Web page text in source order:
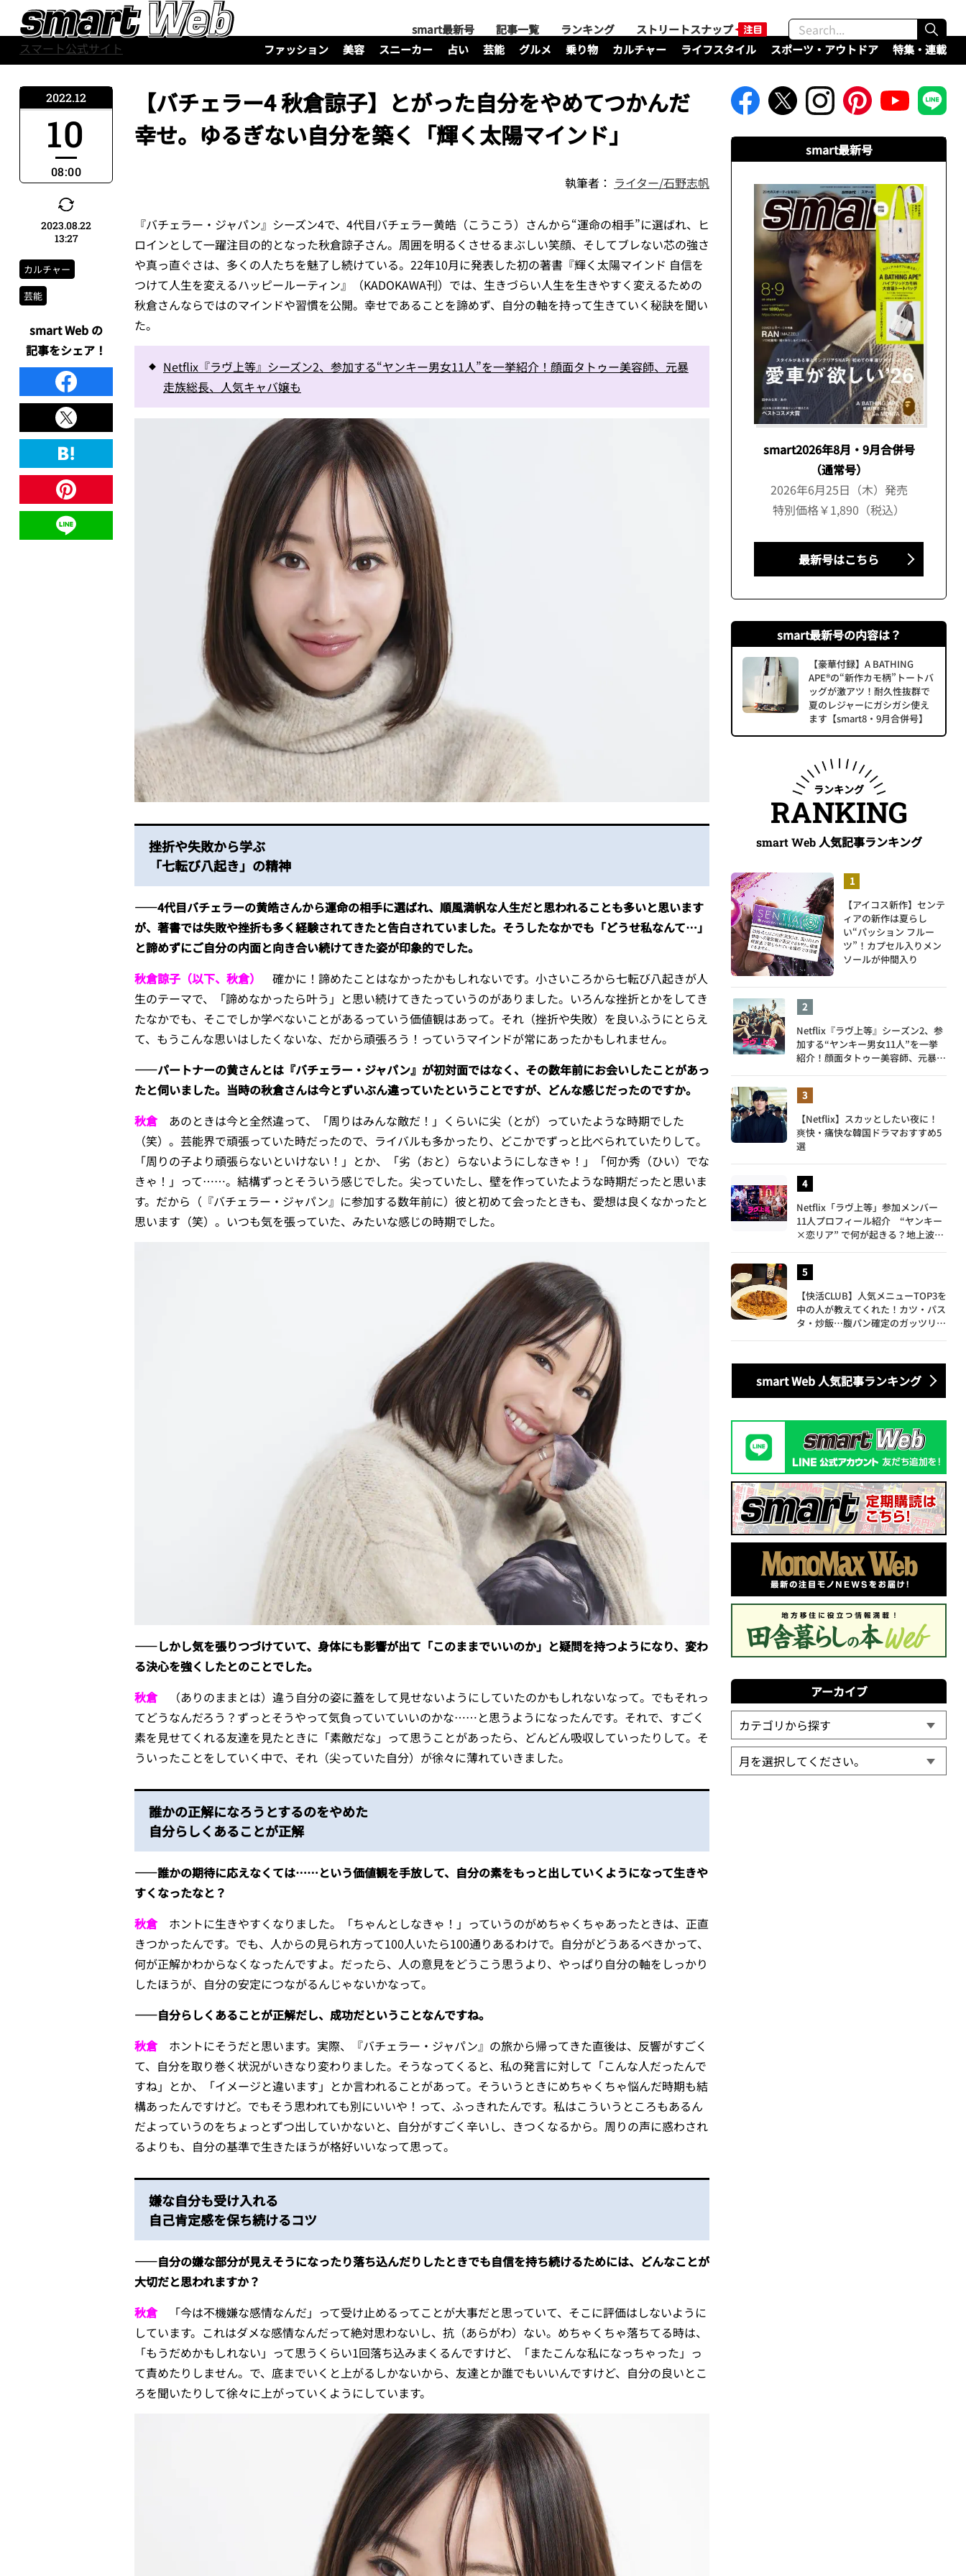
スマート公式サイト
smart最新号 記事一覧 ランキング
ストリートスナップ
ファッション
美容 スニーカー 占い 芸能 グルメ 乗り物 カルチャー ライフスタイル スポーツ・アウトドア 特集・連載
【バチェラー4 秋倉諒子】とがった自分をやめてつかんだ
幸せ。ゆるぎない自分を築く「輝く太陽マインド」
執筆者： ライター/石野志帆
『バチェラー・ジャパン』シーズン4で、4代目バチェラー黄皓（こうこう）さんから“運命の相手”に選ばれ、ヒ
ロインとして一躍注目の的となった秋倉諒子さん。周囲を明るくさせるまぶしい笑顔、そしてブレない芯の強さ
や真っ直ぐさは、多くの人たちを魅了し続けている。22年10月に発表した初の著書『輝く太陽マインド 自信を
つけて人生を変えるハッピールーティン』（KADOKAWA刊）では、生きづらい人生を生きやすく変えるための
秋倉さんならではのマインドや習慣を公開。幸せであることを諦めず、自分の軸を持って生きていく秘訣を聞い
た。
Netflix『ラヴ上等』シーズン2、参加する“ヤンキー男女11人”を一挙紹介！顔面タトゥー美容師、元暴
走族総長、人気キャバ嬢も
挫折や失敗から学ぶ
「七転び八起き」の精神
――4代目バチェラーの黄皓さんから運命の相手に選ばれ、順風満帆な人生だと思われることも多いと思います
が、著書では失敗や挫折も多く経験されてきたと告白されていました。そうしたなかでも「どうせ私なんて…」
と諦めずにご自分の内面と向き合い続けてきた姿が印象的でした。
秋倉諒子（以下、秋倉）
確かに！諦めたことはなかったかもしれないです。小さいころから七転び八起きが人
生のテーマで、「諦めなかったら叶う」と思い続けてきたっていうのがありました。いろんな挫折とかをしてき
たなかでも、そこでしか学べないことがあるっていう価値観はあって。それ（挫折や失敗）を良いふうにとらえ
て、もうこんな思いはしたくないな、だから頑張ろう！っていうマインドが常にあったかもしれません。
――パートナーの黄さんとは『バチェラー・ジャパン』が初対面ではなく、その数年前にお会いしたことがあっ
たと伺いました。当時の秋倉さんは今とずいぶん違っていたということですが、どんな感じだったのですか。
秋倉あのときは今と全然違って、「周りはみんな敵だ！」くらいに尖（とが）っていたような時期でした
（笑）。芸能界で頑張っていた時だったので、ライバルも多かったり、どこかでずっと比べられていたりして。
「周りの子より頑張らないといけない！」とか、「劣（おと）らないようにしなきゃ！」「何か秀（ひい）でな
きゃ！」って……。結構ずっとそういう感じでした。尖っていたし、壁を作っていたような時期だったと思いま
す。だから（『バチェラー・ジャパン』に参加する数年前に）彼と初めて会ったときも、愛想は良くなかったと
思います（笑）。いつも気を張っていた、みたいな感じの時期でした。
――しかし気を張りつづけていて、身体にも影響が出て「このままでいいのか」と疑問を持つようになり、変わ
る決心を強くしたとのことでした。
秋倉（ありのままとは）違う自分の姿に蓋をして見せないようにしていたのかもしれないなって。でもそれっ
てどうなんだろう？ずっとそうやって気負っていていいのかな……と思うようになったんです。それで、すごく
素を見せてくれる友達を見たときに「素敵だな」って思うことがあったら、どんどん吸収していったりして。そ
ういったことをしていく中で、それ（尖っていた自分）が徐々に薄れていきました。
誰かの正解になろうとするのをやめた
自分らしくあることが正解
――誰かの期待に応えなくては……という価値観を手放して、自分の素をもっと出していくようになって生きや
すくなったなと？
秋倉ホントに生きやすくなりました。「ちゃんとしなきゃ！」っていうのがめちゃくちゃあったときは、正直
きつかったんです。でも、人からの見られ方って100人いたら100通りあるわけで。自分がどうあるべきかって、
何が正解かわからなくなったんですよ。だったら、人の意見をどうこう思うより、やっぱり自分の軸をしっかり
したほうが、自分の安定につながるんじゃないかなって。
――自分らしくあることが正解だし、成功だということなんですね。
秋倉ホントにそうだと思います。実際、『バチェラー・ジャパン』の旅から帰ってきた直後は、反響がすごく
て、自分を取り巻く状況がいきなり変わりました。そうなってくると、私の発言に対して「こんな人だったんで
すね」とか、「イメージと違います」とか言われることがあって。そういうときにめちゃくちゃ悩んだ時期も結
構あったんですけど。でもそう思われても別にいいや！って、ふっきれたんです。私はこういうところもあるん
だよっていうのをちょっとずつ出していかないと、自分がすごく辛いし、きつくなるから。周りの声に惑わされ
るよりも、自分の基準で生きたほうが格好いいなって思って。
嫌な自分も受け入れる
自己肯定感を保ち続けるコツ
――自分の嫌な部分が見えそうになったり落ち込んだりしたときでも自信を持ち続けるためには、どんなことが
大切だと思われますか？
秋倉「今は不機嫌な感情なんだ」って受け止めるってことが大事だと思っていて、そこに評価はしないように
しています。これはダメな感情なんだって絶対思わないし、抗（あらがわ）ない。めちゃくちゃ落ちてる時は、
「もうだめかもしれない」って思うくらい1回落ち込みまくるんですけど、「またこんな私になっちゃった」っ
て責めたりしません。で、底までいくと上がるしかないから、友達とか誰でもいいんですけど、自分の良いとこ
ろを聞いたりして徐々に上がっていくようにしています。
2022.12
10
08:00
2023.08.22
13:27
カルチャー
芸能
smart Web の
記事をシェア！
smart最新号
smart2026年8月・9月合併号
（通常号）
2026年6月25日（木）発売
特別価格￥1,890（税込）
最新号はこちら
smart最新号の内容は？
【豪華付録】A BATHING
APE®の“新作カモ柄”トートバ
ッグが激アツ！耐久性抜群で
夏のレジャーにガシガシ使え
ます【smart8・9月合併号】
ランキング
RANKING
smart Web人気記事ランキング
【アイコス新作】センテ
ィアの新作は夏らし
い“パッション フルー
ツ”！カプセル入りメン
ソールが仲間入り
Netflix『ラヴ上等』シーズン2、参
加する“ヤンキー男女11人”を一挙
紹介！顔面タトゥー美容師、元暴走
【Netflix】スカッとしたい夜に！
爽快・痛快な韓国ドラマおすすめ5
選
Netflix「ラヴ上等」参加メンバー
11人プロフィール紹介 “ヤンキー
×恋リア” で何が起きる？地上波で
が爆誕
【快活CLUB】人気メニューTOP3を
中の人が教えてくれた！カツ・パス
タ・炒飯…腹パン確定のガッツリ飯
smart Web 人気記事ランキング
アーカイブ